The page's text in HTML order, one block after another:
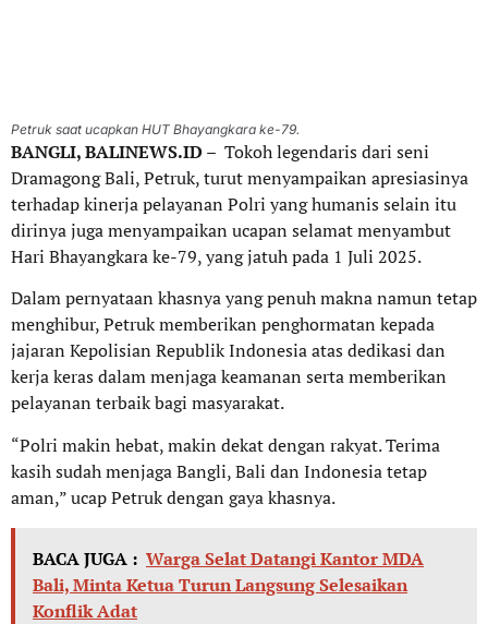
Petruk saat ucapkan HUT Bhayangkara ke-79.
BANGLI, BALINEWS.ID– Tokoh legendaris dari seni
Dramagong Bali, Petruk, turut menyampaikan apresiasinya
terhadap kinerja pelayanan Polri yang humanis selain itu
dirinya juga menyampaikan ucapan selamat menyambut
Hari Bhayangkara ke-79, yang jatuh pada 1 Juli 2025.
Dalam pernyataan khasnya yang penuh makna namun tetap
menghibur, Petruk memberikan penghormatan kepada
jajaran Kepolisian Republik Indonesia atas dedikasi dan
kerja keras dalam menjaga keamanan serta memberikan
pelayanan terbaik bagi masyarakat.
“Polri makin hebat, makin dekat dengan rakyat. Terima
kasih sudah menjaga Bangli, Bali dan Indonesia tetap
aman,” ucap Petruk dengan gaya khasnya.
BACA JUGA : Warga Selat Datangi Kantor MDA
Bali, Minta Ketua Turun Langsung Selesaikan
Konflik Adat